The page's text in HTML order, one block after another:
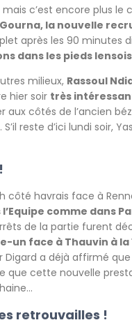
c’est encore plus le
la nouvelle
après les 90 minutes
dans les pieds lensois
milieux, Rassoul
hier soir très
aux côtés de l’ancien
. S’il reste d’ici lundi soir,
côté havrais face à
comme dans
de la partie furent
un face à Thauvin à la
Digard a déjà affirmé
que cette nouvelle
retrouvailles !